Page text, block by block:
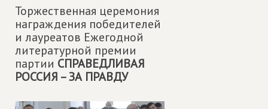
Торжественная церемония
награждения победителей
и лауреатов Ежегодной
литературной премии
партии СПРАВЕДЛИВАЯ
РОССИЯ – ЗА ПРАВДУ